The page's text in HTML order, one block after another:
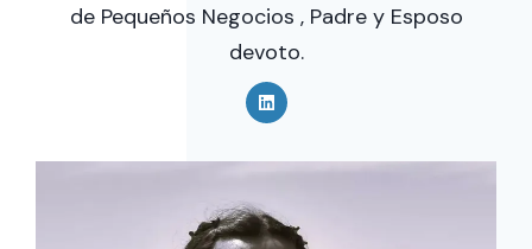
de Pequeños Negocios , Padre y Esposo
devoto.